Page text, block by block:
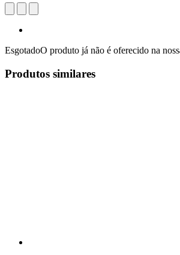
EsgotadoO produto já não é oferecido na
Produtos similares